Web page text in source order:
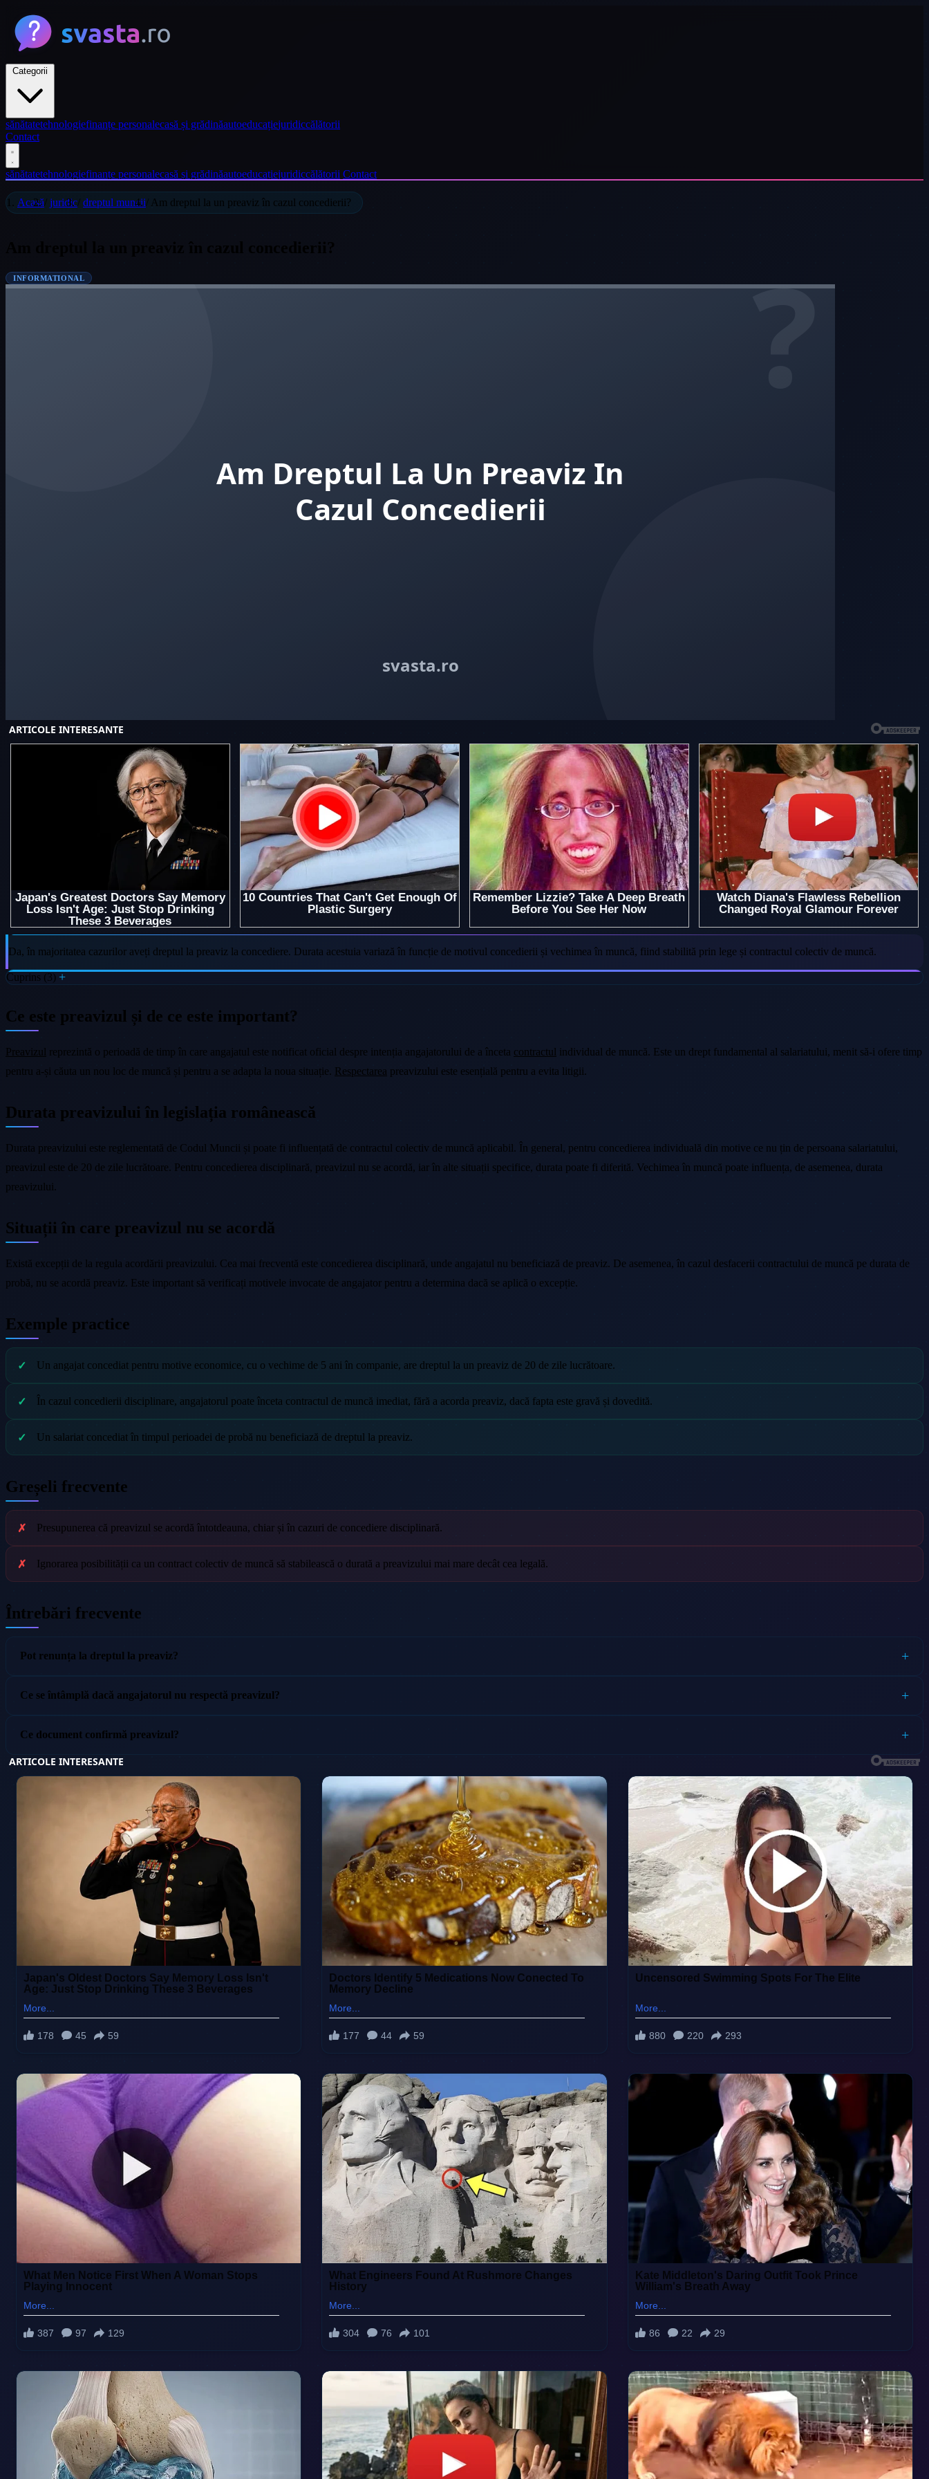
sănătatetehnologiefinanțe personalecasă și grădinăautoeducațiejuridiccălătorii
Contact
sănătatetehnologiefinanțe personalecasă și grădinăautoeducațiejuridiccălătorii Contact
Acasă/ juridic/ dreptul muncii/ Am dreptul la un preaviz în cazul concedierii?
INFORMATIONAL
Da, în majoritatea cazurilor aveți dreptul la preaviz la concediere. Durata acestuia variază în funcție de motivul concedierii și vechimea în muncă, fiind stabilită prin lege și contractul colectiv de muncă.
Cuprins (3)
Ce este preavizul și de ce este important?
Preavizul reprezintă o perioadă de timp în care angajatul este notificat oficial despre intenția angajatorului de a înceta contractul individual de muncă. Este un drept fundamental al salariatului, menit să-i ofere timp
pentru a-și căuta un nou loc de muncă și pentru a se adapta la noua situație. Respectarea preavizului este esențială pentru a evita litigii.
Durata preavizului în legislația românească
Durata preavizului este reglementată de Codul Muncii și poate fi influențată de contractul colectiv de muncă aplicabil. În general, pentru concedierea individuală din motive ce nu țin de persoana salariatului,
preavizul este de 20 de zile lucrătoare. Pentru concedierea disciplinară, preavizul nu se acordă, iar în alte situații specifice, durata poate fi diferită. Vechimea în muncă poate influența, de asemenea, durata
preavizului.
Situații în care preavizul nu se acordă
Există excepții de la regula acordării preavizului. Cea mai frecventă este concedierea disciplinară, unde angajatul nu beneficiază de preaviz. De asemenea, în cazul desfacerii contractului de muncă pe durata de
probă, nu se acordă preaviz. Este important să verificați motivele invocate de angajator pentru a determina dacă se aplică o excepție.
Exemple practice
Un angajat concediat pentru motive economice, cu o vechime de 5 ani în companie, are dreptul la un preaviz de 20 de zile lucrătoare.
În cazul concedierii disciplinare, angajatorul poate înceta contractul de muncă imediat, fără a acorda preaviz, dacă fapta este gravă și dovedită.
Un salariat concediat în timpul perioadei de probă nu beneficiază de dreptul la preaviz.
Greșeli frecvente
Presupunerea că preavizul se acordă întotdeauna, chiar și în cazuri de concediere disciplinară.
Ignorarea posibilității ca un contract colectiv de muncă să stabilească o durată a preavizului mai mare decât cea legală.
Întrebări frecvente
Pot renunța la dreptul la preaviz?
Ce se întâmplă dacă angajatorul nu respectă preavizul?
Ce document confirmă preavizul?